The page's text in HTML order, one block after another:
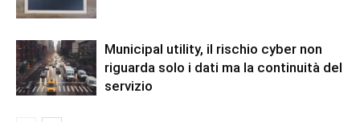
Municipal utility, il rischio cyber non
riguarda solo i dati ma la continuità del
servizio